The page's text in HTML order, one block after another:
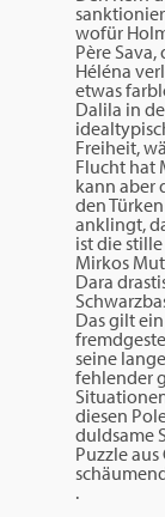
wofür
Père
Héléna
etwas
Dalila in
Freiheit,
Flucht hat
kann aber
den
anklingt,
ist die
Mirkos
Dara
Das gilt
seine
fehlender
diesen
duldsame
Puzzle
.